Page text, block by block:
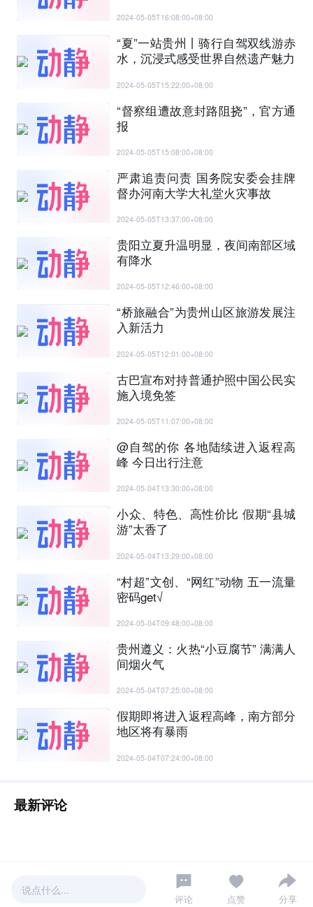
说点什么...
评论 点赞 分享
2024-05-05T16:08:00+08:00
“夏”一站贵州丨骑行自驾双线游赤
水，沉浸式感受世界自然遗产魅力
2024-05-05T15:22:00+08:00
“督察组遭故意封路阻挠”，官方通
报
2024-05-05T15:08:00+08:00
严肃追责问责 国务院安委会挂牌
督办河南大学大礼堂火灾事故
2024-05-05T13:37:00+08:00
贵阳立夏升温明显，夜间南部区域
有降水
2024-05-05T12:46:00+08:00
“桥旅融合”为贵州山区旅游发展注
入新活力
2024-05-05T12:01:00+08:00
古巴宣布对持普通护照中国公民实
施入境免签
2024-05-05T11:07:00+08:00
@自驾的你 各地陆续进入返程高
峰 今日出行注意
2024-05-04T13:30:00+08:00
小众、特色、高性价比 假期“县城
游”太香了
2024-05-04T13:29:00+08:00
“村超”文创、“网红”动物 五一流量
密码get√
2024-05-04T09:48:00+08:00
贵州遵义：火热“小豆腐节” 满满人
间烟火气
2024-05-04T07:25:00+08:00
假期即将进入返程高峰，南方部分
地区将有暴雨
2024-05-04T07:24:00+08:00
最新评论